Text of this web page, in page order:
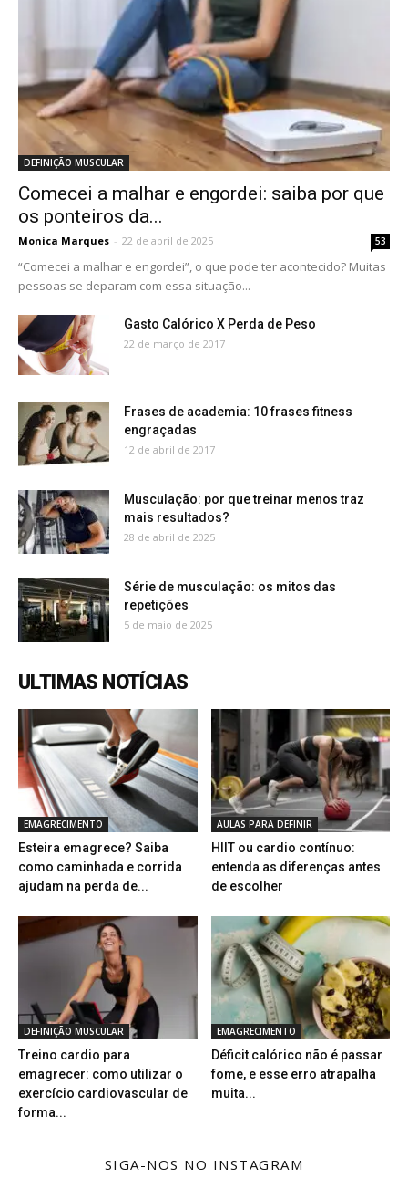
DEFINIÇÃO MUSCULAR
Comecei a malhar e engordei: saiba por que
os ponteiros da...
Monica Marques - 22 de abril de 2025 53
“Comecei a malhar e engordei”, o que pode ter acontecido? Muitas
pessoas se deparam com essa situação...
Gasto Calórico X Perda de Peso
22 de março de 2017
Frases de academia: 10 frases fitness
engraçadas
12 de abril de 2017
Musculação: por que treinar menos traz
mais resultados?
28 de abril de 2025
Série de musculação: os mitos das
repetições
5 de maio de 2025
ULTIMAS NOTÍCIAS
EMAGRECIMENTO
Esteira emagrece? Saiba
como caminhada e corrida
ajudam na perda de...
AULAS PARA DEFINIR
HIIT ou cardio contínuo:
entenda as diferenças antes
de escolher
DEFINIÇÃO MUSCULAR
Treino cardio para
emagrecer: como utilizar o
exercício cardiovascular de
forma...
EMAGRECIMENTO
Déficit calórico não é passar
fome, e esse erro atrapalha
muita...
SIGA-NOS NO INSTAGRAM